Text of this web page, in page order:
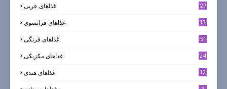
غذاهای عربی 27
غذاهای فرانسوی 13
غذاهای فرنگی 51
غذاهای مکزیکی 24
غذاهای هندی 12